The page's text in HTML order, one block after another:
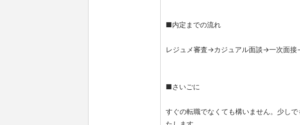
■内定までの流れ
レジュメ審査→カジュアル面談→一次面
■さいごに
すぐの転職でなくても構いません。少し